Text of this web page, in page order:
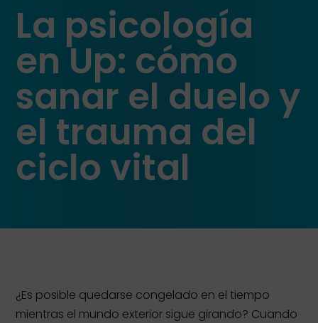
La psicología
en Up: cómo
sanar el duelo y
el trauma del
ciclo vital
¿Es posible quedarse congelado en el tiempo
mientras el mundo exterior sigue girando? Cuando